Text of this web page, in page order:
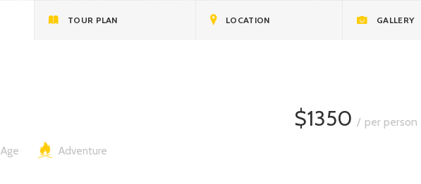
TOUR PLAN LOCATION GALLERY
$1350 per person
Age Adventure